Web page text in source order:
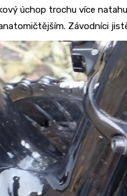
úchop trochu více
Závodníci